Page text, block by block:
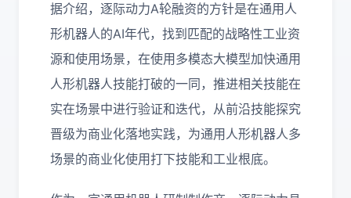
据介绍，逐际动力A轮融资的方针是在通用人
形机器人的AI年代，找到匹配的战略性工业资
源和使用场景，在使用多模态大模型加快通用
人形机器人技能打破的一同，推进相关技能在
实在场景中进行验证和迭代，从前沿技能探究
晋级为商业化落地实践，为通用人形机器人多
场景的商业化使用打下技能和工业根底。